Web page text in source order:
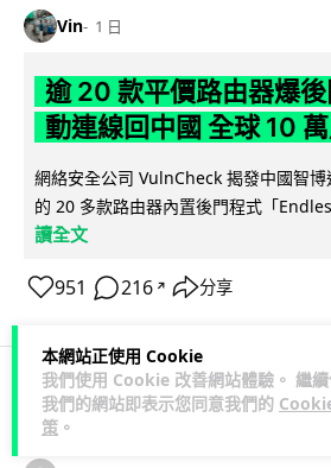
本網站正使用 Cookie
我們使用 Cookie 改善網站體驗。 繼
我們的網站即表示您同意我們的
策 。
Vin 1 日
逾 20 款平價路由器爆
動連線回中國 全球 10
網絡安全公司 VulnCheck 揭發中國智
的 20 多款路由器內置後門程式「
讀全文
951 216 ↗ 分享
人工智能